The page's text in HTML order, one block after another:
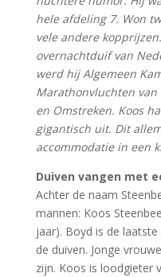
hele afdeling 7. Won
vele andere
overnachtduif van
werd hij Algemeen
Marathonvluchten
en Omstreken. Koos
gigantisch uit. Dit
accommodatie in een
Duiven vangen met
Achter de naam
mannen: Koos
jaar). Boyd is de
de duiven. Jonge
zijn. Koos is loodgieter